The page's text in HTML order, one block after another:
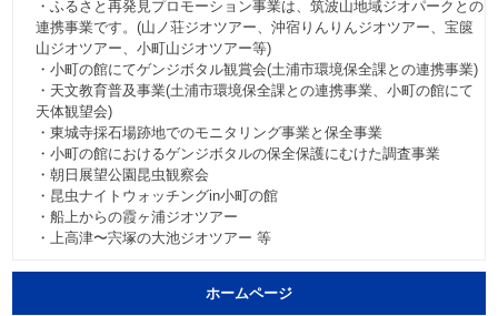
・ふるさと再発見プロモーション事業は、筑波山地域ジオパークとの
連携事業です。(山ノ荘ジオツアー、沖宿りんりんジオツアー、宝篋
山ジオツアー、小町山ジオツアー等)
・小町の館にてゲンジボタル観賞会(土浦市環境保全課との連携事業)
・天文教育普及事業(土浦市環境保全課との連携事業、小町の館にて
天体観望会)
・東城寺採石場跡地でのモニタリング事業と保全事業
・小町の館におけるゲンジボタルの保全保護にむけた調査事業
・朝日展望公園昆虫観察会
・昆虫ナイトウォッチングin小町の館
・船上からの霞ヶ浦ジオツアー
・上高津〜宍塚の大池ジオツアー 等
ホームページ